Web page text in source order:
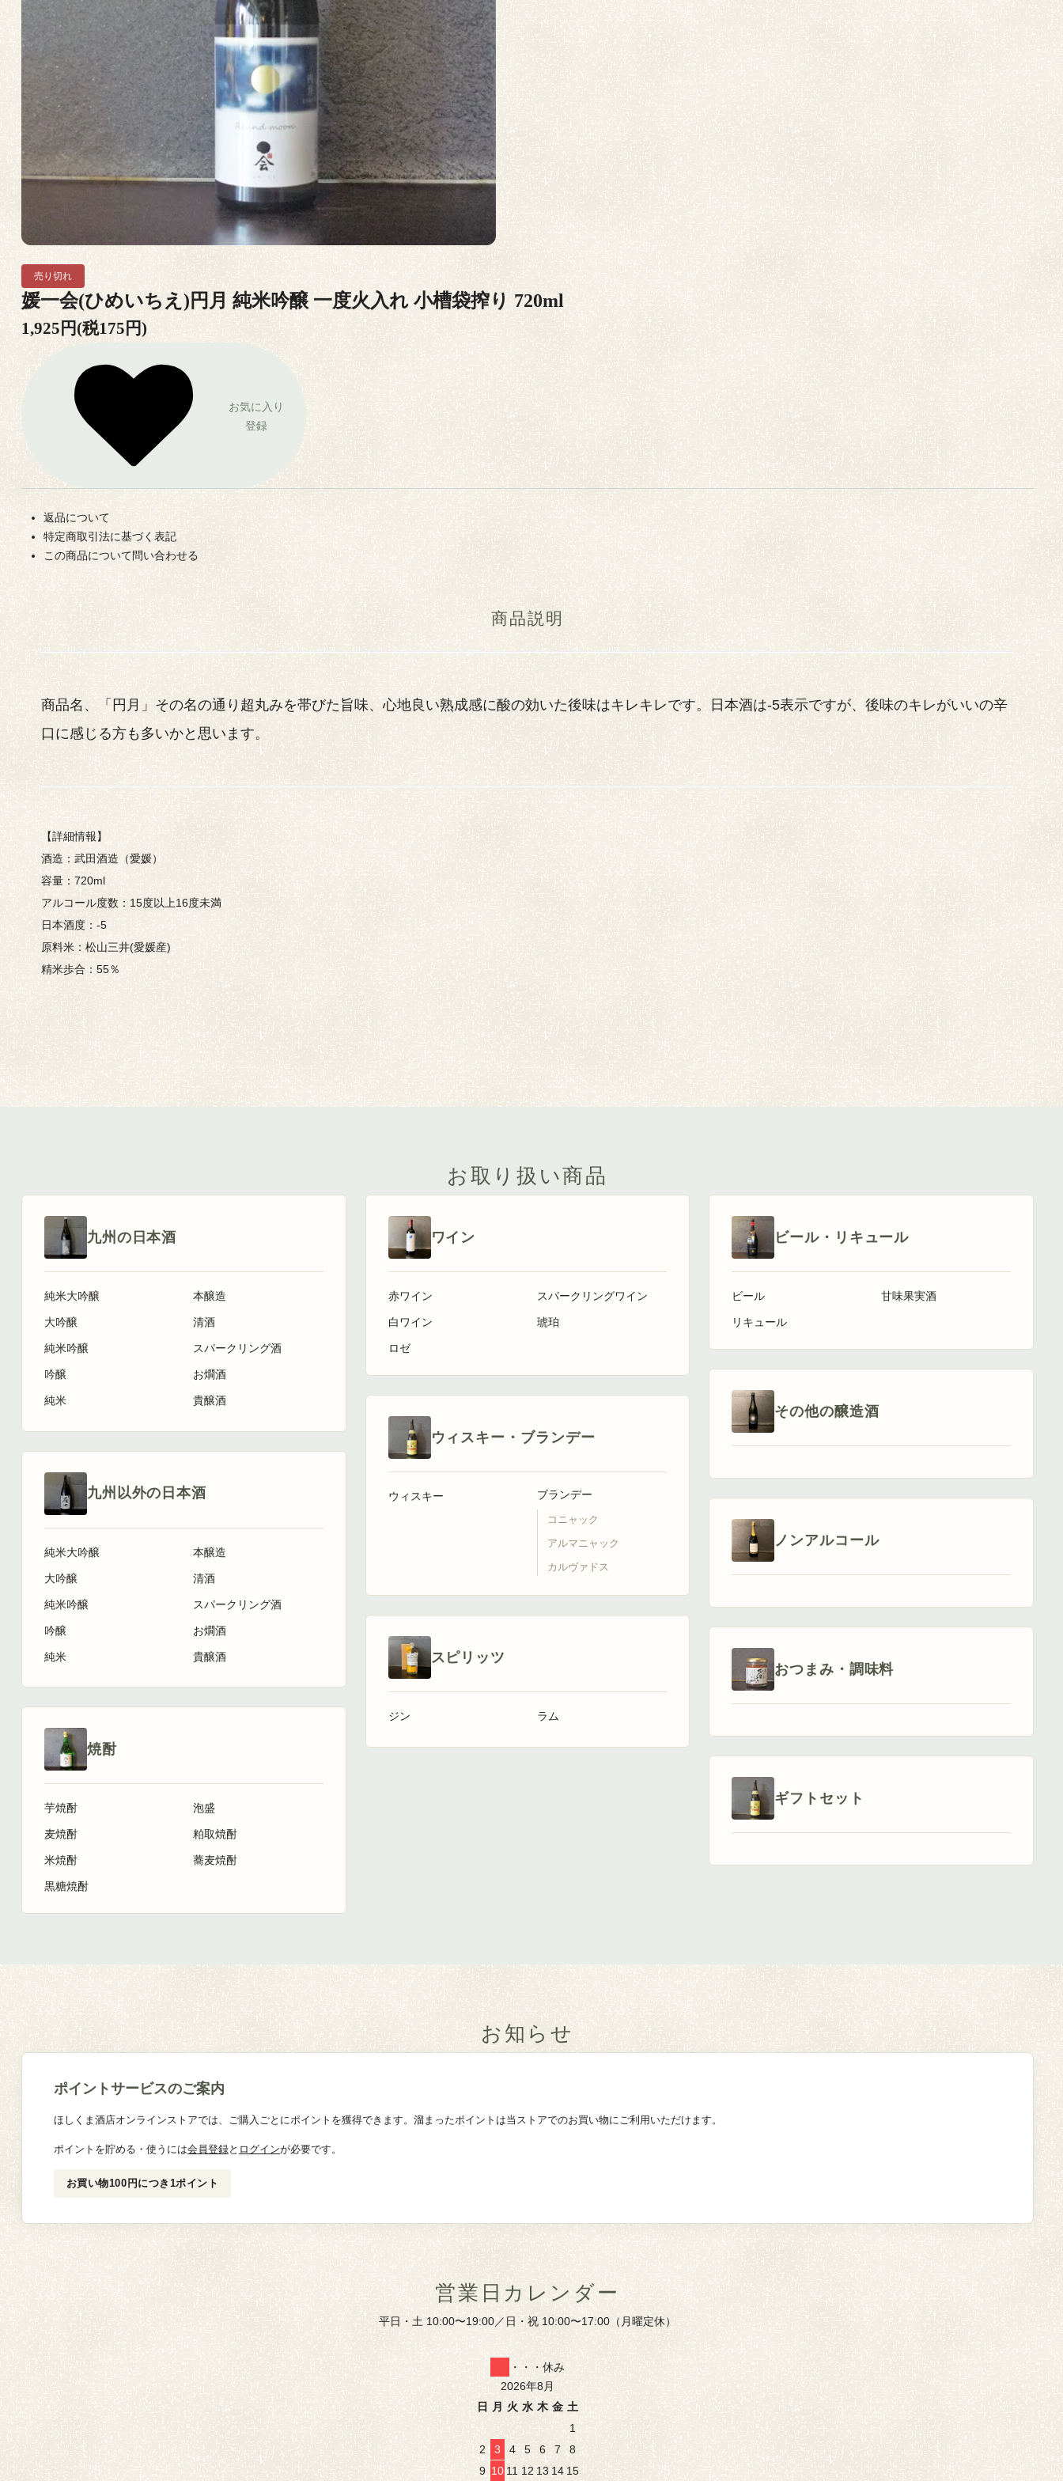
売り切れ
媛一会(ひめいちえ)円月 純米吟醸 一度火入れ 小槽袋搾り 720ml
1,925円(税175円)
お気に入り
登録
返品について
特定商取引法に基づく表記
この商品について問い合わせる
商品説明
商品名、「円月」その名の通り超丸みを帯びた旨味、心地良い熟成感に酸の効いた後味はキレキレです。日本酒は-5表示ですが、後味のキレがいいの辛
口に感じる方も多いかと思います。
【詳細情報】
酒造：武田酒造（愛媛）
容量：720ml
アルコール度数：15度以上16度未満
日本酒度：-5
原料米：松山三井(愛媛産)
精米歩合：55％
お取り扱い商品
九州の日本酒
純米大吟醸
大吟醸
純米吟醸
吟醸
純米
本醸造
清酒
スパークリング酒
お燗酒
貴醸酒
九州以外の日本酒
純米大吟醸
大吟醸
純米吟醸
吟醸
純米
本醸造
清酒
スパークリング酒
お燗酒
貴醸酒
焼酎
芋焼酎
麦焼酎
米焼酎
黒糖焼酎
泡盛
粕取焼酎
蕎麦焼酎
ワイン
赤ワイン
白ワイン
ロゼ
スパークリングワイン
琥珀
ウィスキー・ブランデー
ウィスキー ブランデー
コニャック
アルマニャック
カルヴァドス
スピリッツ
ジン ラム
ビール・リキュール
ビール
リキュール
甘味果実酒
その他の醸造酒
ノンアルコール
おつまみ・調味料
ギフトセット
お知らせ
ポイントサービスのご案内
ほしくま酒店オンラインストアでは、ご購入ごとにポイントを獲得できます。溜まったポイントは当ストアでのお買い物にご利用いただけます。
ポイントを貯める・使うには会員登録と ログインが必要です。
お買い物100円につき1ポイント
営業日カレンダー
平日・土 10:00〜19:00／日・祝 10:00〜17:00（月曜定休）
・・・休み
2026年8月
日
月 火 水 木 金 土
1
2
3 4 5 6 7
8
9 10 11 12 13 14 15